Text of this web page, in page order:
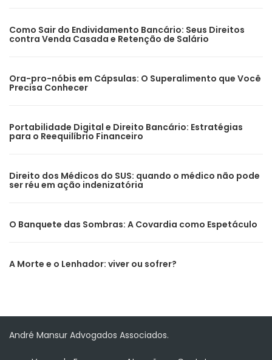
Como Sair do Endividamento Bancário: Seus Direitos
contra Venda Casada e Retenção de Salário
Ora-pro-nóbis em Cápsulas: O Superalimento que Você
Precisa Conhecer
Portabilidade Digital e Direito Bancário: Estratégias
para o Reequilíbrio Financeiro
Direito dos Médicos do SUS: quando o médico não pode
ser réu em ação indenizatória
O Banquete das Sombras: A Covardia como Espetáculo
A Morte e o Lenhador: viver ou sofrer?
André Mansur Advogados Associados.